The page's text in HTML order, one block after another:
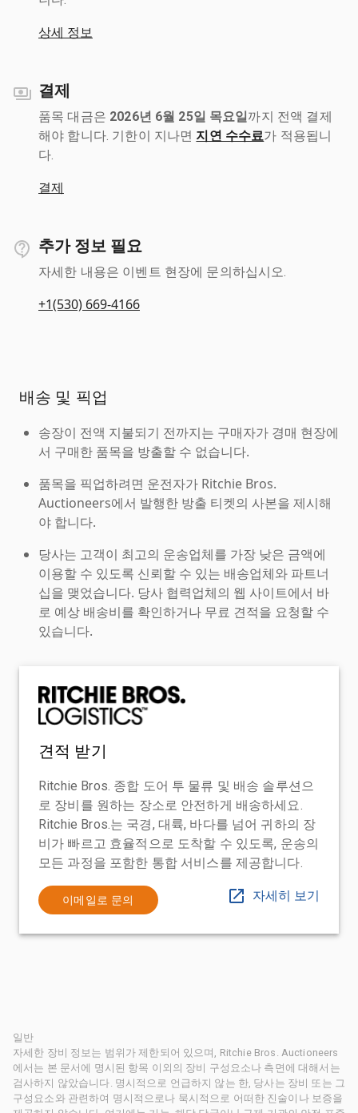
상세 정보
결제
품목 대금은 2026년 6월 25일 목요일까지 전액 결제
해야 합니다. 기한이 지나면 지연 수수료가 적용됩니
다.
결제
추가 정보 필요
자세한 내용은 이벤트 현장에 문의하십시오.
+1(530) 669-4166
배송 및 픽업
송장이 전액 지불되기 전까지는 구매자가 경매 현장에
서 구매한 품목을 방출할 수 없습니다.
품목을 픽업하려면 운전자가 Ritchie Bros.
Auctioneers에서 발행한 방출 티켓의 사본을 제시해
야 합니다.
당사는 고객이 최고의 운송업체를 가장 낮은 금액에
이용할 수 있도록 신뢰할 수 있는 배송업체와 파트너
십을 맺었습니다. 당사 협력업체의 웹 사이트에서 바
로 예상 배송비를 확인하거나 무료 견적을 요청할 수
있습니다.
견적 받기
Ritchie Bros. 종합 도어 투 물류 및 배송 솔루션으
로 장비를 원하는 장소로 안전하게 배송하세요.
Ritchie Bros.는 국경, 대륙, 바다를 넘어 귀하의 장
비가 빠르고 효율적으로 도착할 수 있도록, 운송의
모든 과정을 포함한 통합 서비스를 제공합니다.
이메일로 문의 자세히 보기
일반
자세한 장비 정보는 범위가 제한되어 있으며, Ritchie Bros. Auctioneers
에서는 본 문서에 명시된 항목 이외의 장비 구성요소나 측면에 대해서는
검사하지 않았습니다. 명시적으로 언급하지 않는 한, 당사는 장비 또는 그
구성요소와 관련하여 명시적으로나 묵시적으로 어떠한 진술이나 보증을